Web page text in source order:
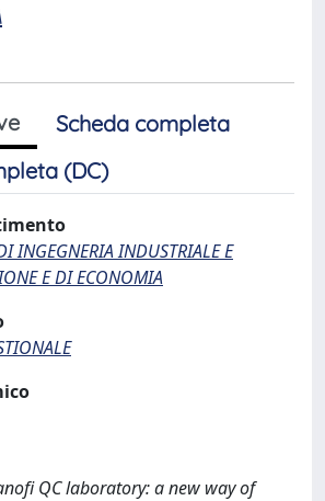
Scheda completa
(DC)
INGEGNERIA INDUSTRIALE E
E DI ECONOMIA
QC laboratory: a new way of